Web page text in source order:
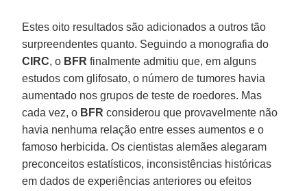
Estes oito resultados são adicionados a outros tão
surpreendentes quanto. Seguindo a monografia do
CIRC, o BFR finalmente admitiu que, em alguns
estudos com glifosato, o número de tumores havia
aumentado nos grupos de teste de roedores. Mas
cada vez, o BFR considerou que provavelmente não
havia nenhuma relação entre esses aumentos e o
famoso herbicida. Os cientistas alemães alegaram
preconceitos estatísticos, inconsistências históricas
em dados de experiências anteriores ou efeitos